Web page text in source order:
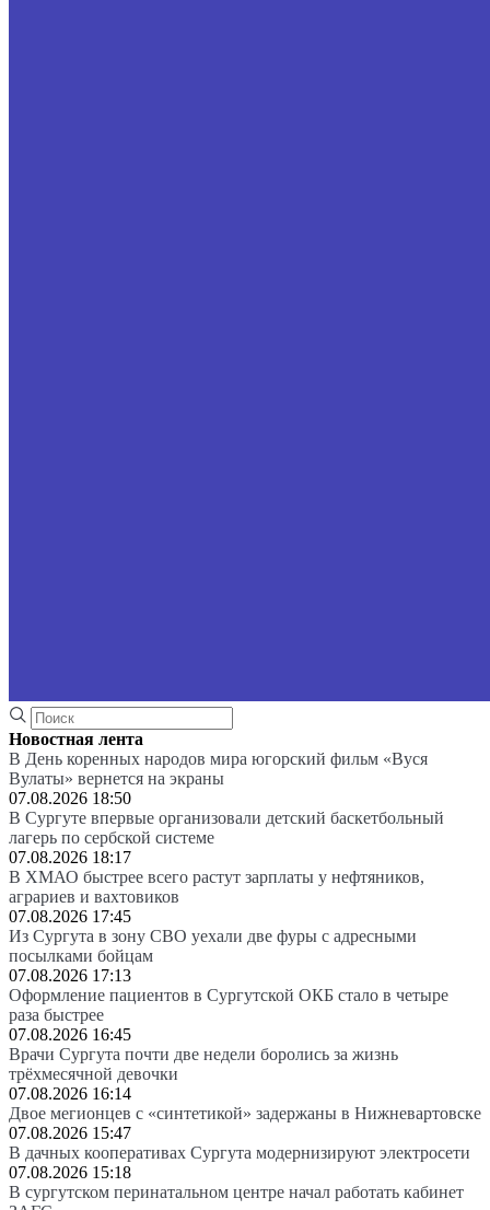
Новостная лента
В День коренных народов мира югорский фильм «Вуся
Вулаты» вернется на экраны
07.08.2026 18:50
В Сургуте впервые организовали детский баскетбольный
лагерь по сербской системе
07.08.2026 18:17
В ХМАО быстрее всего растут зарплаты у нефтяников,
аграриев и вахтовиков
07.08.2026 17:45
Из Сургута в зону СВО уехали две фуры с адресными
посылками бойцам
07.08.2026 17:13
Оформление пациентов в Сургутской ОКБ стало в четыре
раза быстрее
07.08.2026 16:45
Врачи Сургута почти две недели боролись за жизнь
трёхмесячной девочки
07.08.2026 16:14
Двое мегионцев с «синтетикой» задержаны в Нижневартовске
07.08.2026 15:47
В дачных кооперативах Сургута модернизируют электросети
07.08.2026 15:18
В сургутском перинатальном центре начал работать кабинет